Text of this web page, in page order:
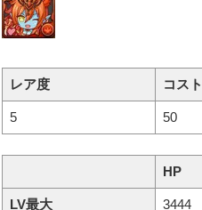
レア度 コスト
5 50
HP
LV最大 3444